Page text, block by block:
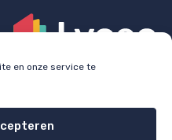
en onze service te